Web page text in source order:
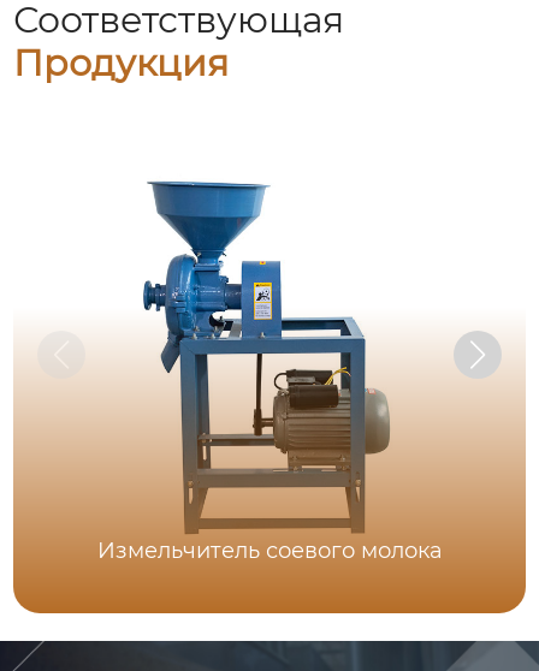
Соответствующая
Продукция
Измельчитель соевого молока